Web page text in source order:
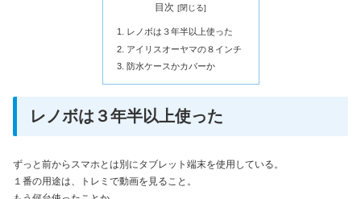
目次
レノボは３年半以上使った
アイリスオーヤマの８インチ
防水ケースかカバーか
レノボは３年半以上使った
ずっと前からスマホとは別にタブレット端末を使用している。
１番の用途は、トレミで動画を見ること。